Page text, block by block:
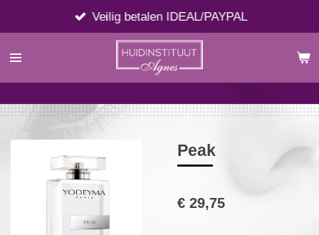
direct
naar
Veilig betalen IDEAL/PAYPAL
Peak
€ 29,75